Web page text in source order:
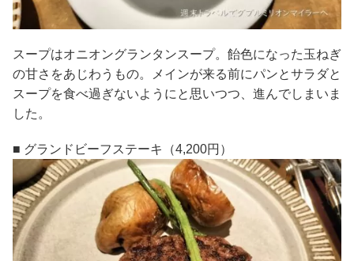
スープはオニオングランタンスープ。飴色になった玉ねぎ
の甘さをあじわうもの。メインが来る前にパンとサラダと
スープを食べ過ぎないようにと思いつつ、進んでしまいま
した。
■ グランドビーフステーキ（4,200円）